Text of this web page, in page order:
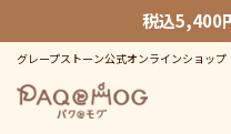
税込5,400
グレープストーン公式オンラインショップ